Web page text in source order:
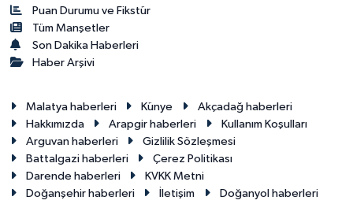
Puan Durumu ve Fikstür
Tüm Manşetler
Son Dakika Haberleri
Haber Arşivi
Malatya haberleri Künye
Akçadağ haberleri
Hakkımızda
Arapgir haberleri
Kullanım Koşulları
Arguvan haberleri
Gizlilik Sözleşmesi
Battalgazi haberleri
Çerez Politikası
Darende haberleri
KVKK Metni
Doğanşehir haberleri
İletişim
Doğanyol haberleri